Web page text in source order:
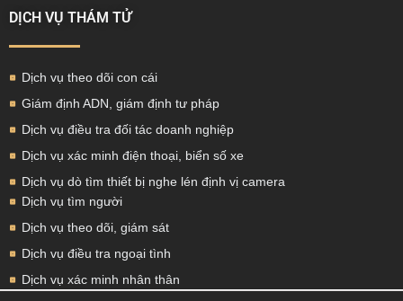
DỊCH VỤ THÁM TỬ
Dịch vụ theo dõi con cái
Giám định ADN, giám định tư pháp
Dịch vụ điều tra đối tác doanh nghiệp
Dịch vụ xác minh điện thoại, biển số xe
Dịch vụ dò tìm thiết bị nghe lén định vị camera
Dịch vụ tìm người
Dịch vụ theo dõi, giám sát
Dịch vụ điều tra ngoại tình
Dịch vụ xác minh nhân thân